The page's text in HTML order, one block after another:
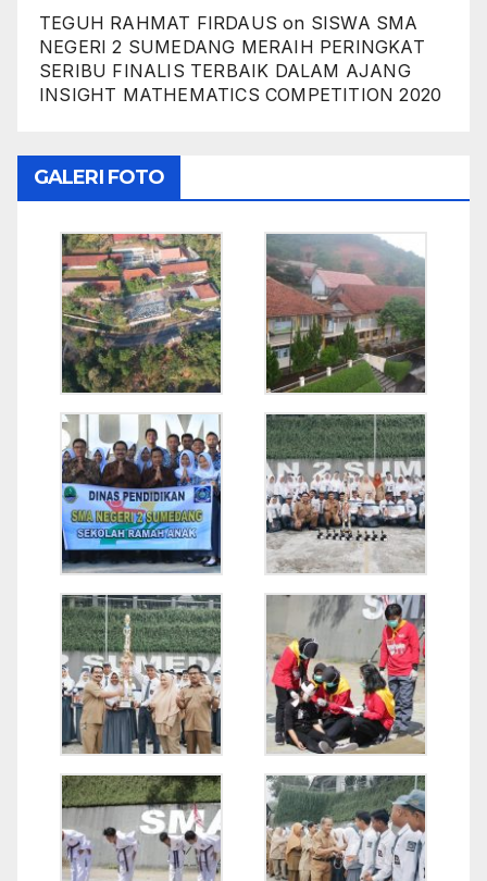
TEGUH RAHMAT FIRDAUS on SISWA SMA
NEGERI 2 SUMEDANG MERAIH PERINGKAT
SERIBU FINALIS TERBAIK DALAM AJANG
INSIGHT MATHEMATICS COMPETITION 2020
GALERI FOTO